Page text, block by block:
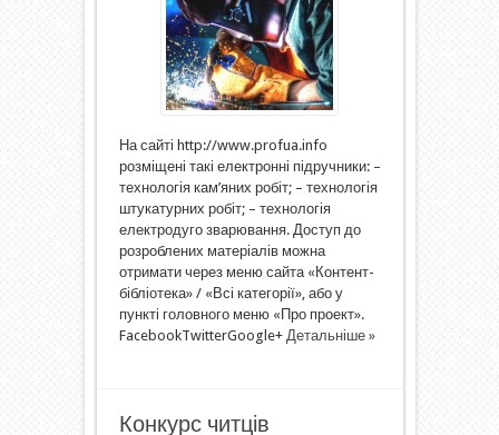
На сайті http://www.profua.info
розміщені такі електронні підручники: –
технологія кам’яних робіт; – технологія
штукатурних робіт; – технологія
електродуго зварювання. Доступ до
розроблених матеріалів можна
отримати через меню сайта «Контент-
бібліотека» / «Всі категорії», або у
пункті головного меню «Про проект».
FacebookTwitterGoogle+ Детальніше »
Конкурс читців